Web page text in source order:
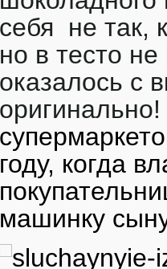
себя не так,
но в тесто
оказалось с
году, когда
машинку